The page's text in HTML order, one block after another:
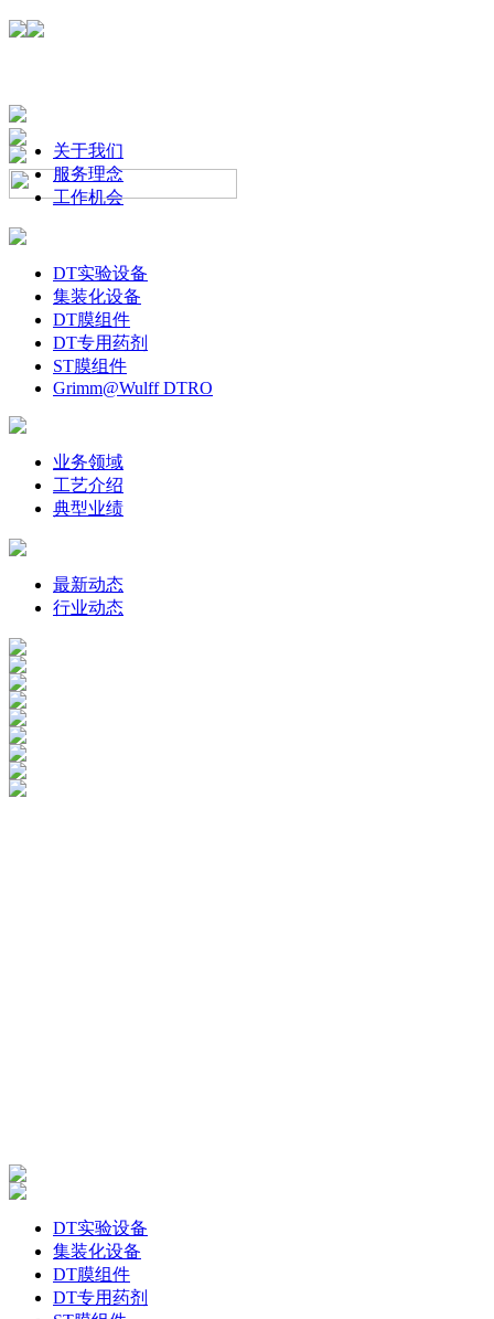
关于我们
服务理念
工作机会
DT实验设备
集装化设备
DT膜组件
DT专用药剂
ST膜组件
Grimm@Wulff DTRO
业务领域
工艺介绍
典型业绩
最新动态
行业动态
DT实验设备
集装化设备
DT膜组件
DT专用药剂